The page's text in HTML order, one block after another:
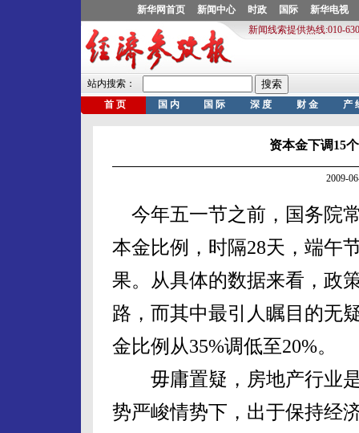
资本金下调15
2009-
今年五一节之前，国务院
本金比例，时隔28天，端午
果。从具体的数据来看，政
路，而其中最引人瞩目的无
金比例从35%调低至20%。
毋庸置疑，房地产行业是
势严峻情势下，出于保持经